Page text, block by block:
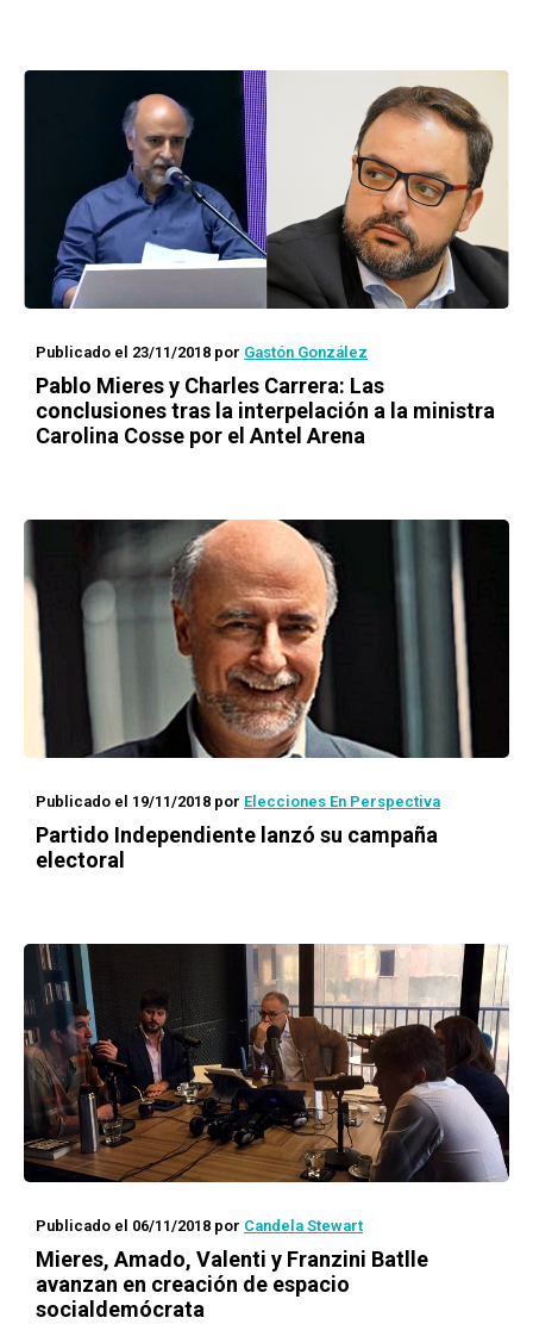
Publicado el 23/11/2018 por Gastón González
Pablo Mieres y Charles Carrera: Las
conclusiones tras la interpelación a la ministra
Carolina Cosse por el Antel Arena
Publicado el 19/11/2018 por Elecciones En Perspectiva
Partido Independiente lanzó su campaña
electoral
Publicado el 06/11/2018 por Candela Stewart
Mieres, Amado, Valenti y Franzini Batlle
avanzan en creación de espacio
socialdemócrata